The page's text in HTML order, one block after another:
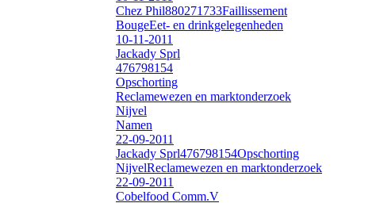
Chez Phil880271733Faillissement
BougeEet- en drinkgelegenheden
10-11-2011
Jackady Sprl
476798154
Opschorting
Reclamewezen en marktonderzoek
Nijvel
Namen
22-09-2011
Jackady Sprl476798154Opschorting
NijvelReclamewezen en marktonderzoek
22-09-2011
Cobelfood Comm.V